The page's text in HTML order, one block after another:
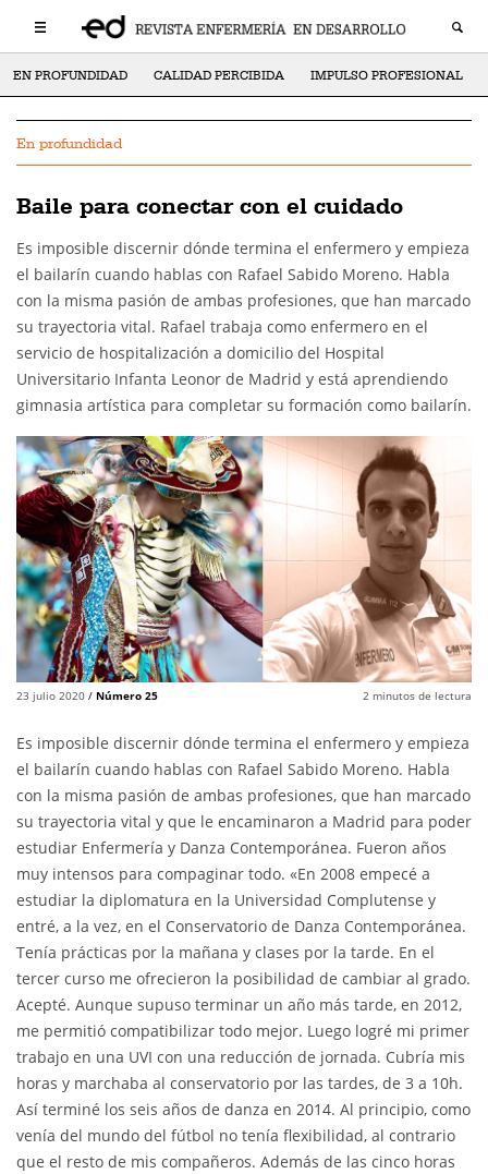
EN PROFUNDIDAD CALIDAD PERCIBIDA IMPULSO PROFESIONAL
En profundidad
Baile para conectar con el cuidado
Es imposible discernir dónde termina el enfermero y empieza
el bailarín cuando hablas con Rafael Sabido Moreno. Habla
con la misma pasión de ambas profesiones, que han marcado
su trayectoria vital. Rafael trabaja como enfermero en el
servicio de hospitalización a domicilio del Hospital
Universitario Infanta Leonor de Madrid y está aprendiendo
gimnasia artística para completar su formación como bailarín.
23 julio 2020 / Número 25 2 minutos de lectura
Es imposible discernir dónde termina el enfermero y empieza
el bailarín cuando hablas con Rafael Sabido Moreno. Habla
con la misma pasión de ambas profesiones, que han marcado
su trayectoria vital y que le encaminaron a Madrid para poder
estudiar Enfermería y Danza Contemporánea. Fueron años
muy intensos para compaginar todo. «En 2008 empecé a
estudiar la diplomatura en la Universidad Complutense y
entré, a la vez, en el Conservatorio de Danza Contemporánea.
Tenía prácticas por la mañana y clases por la tarde. En el
tercer curso me ofrecieron la posibilidad de cambiar al grado.
Acepté. Aunque supuso terminar un año más tarde, en 2012,
me permitió compatibilizar todo mejor. Luego logré mi primer
trabajo en una UVI con una reducción de jornada. Cubría mis
horas y marchaba al conservatorio por las tardes, de 3 a 10h.
Así terminé los seis años de danza en 2014. Al principio, como
venía del mundo del fútbol no tenía flexibilidad, al contrario
que el resto de mis compañeros. Además de las cinco horas